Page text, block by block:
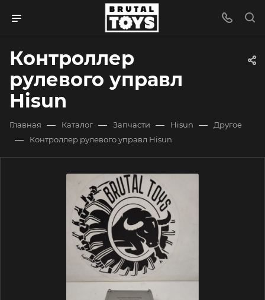
Контроллер
рулевого управл
Hisun
Главная — Каталог — Запчасти — Hisun — Другое
— Контроллер рулевого управл Hisun